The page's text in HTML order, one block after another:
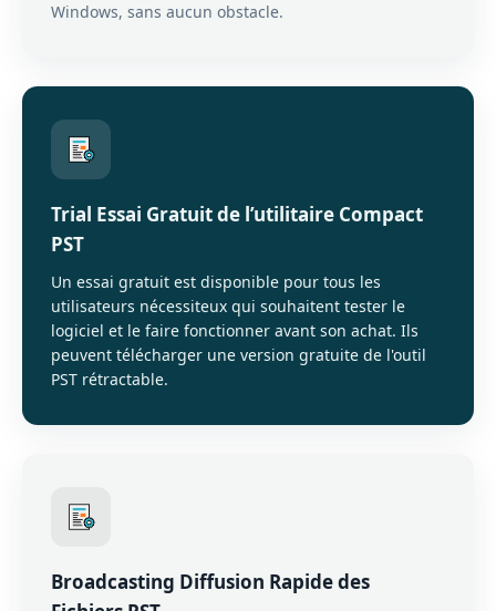
Windows, sans aucun obstacle.
Trial Essai Gratuit de l’utilitaire Compact
PST
Un essai gratuit est disponible pour tous les
utilisateurs nécessiteux qui souhaitent tester le
logiciel et le faire fonctionner avant son achat. Ils
peuvent télécharger une version gratuite de l'outil
PST rétractable.
Broadcasting Diffusion Rapide des